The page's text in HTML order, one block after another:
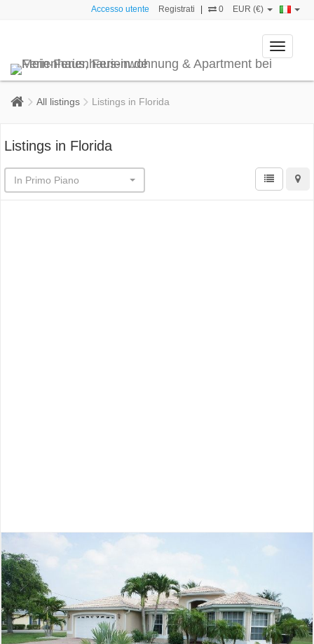
Accesso utente Registrati 0 EUR (€)
Toggle
All listings Listings in Florida
Listings in Florida
In Primo Piano